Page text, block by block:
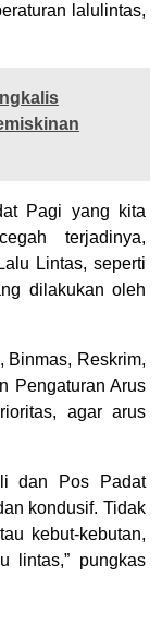
lalulintas,
Pagi yang kita
terjadinya,
Lintas, seperti
dilakukan oleh
Binmas, Reskrim,
Pengaturan Arus
agar arus
dan Pos Padat
kondusif. Tidak
kebut-kebutan,
lintas,” pungkas